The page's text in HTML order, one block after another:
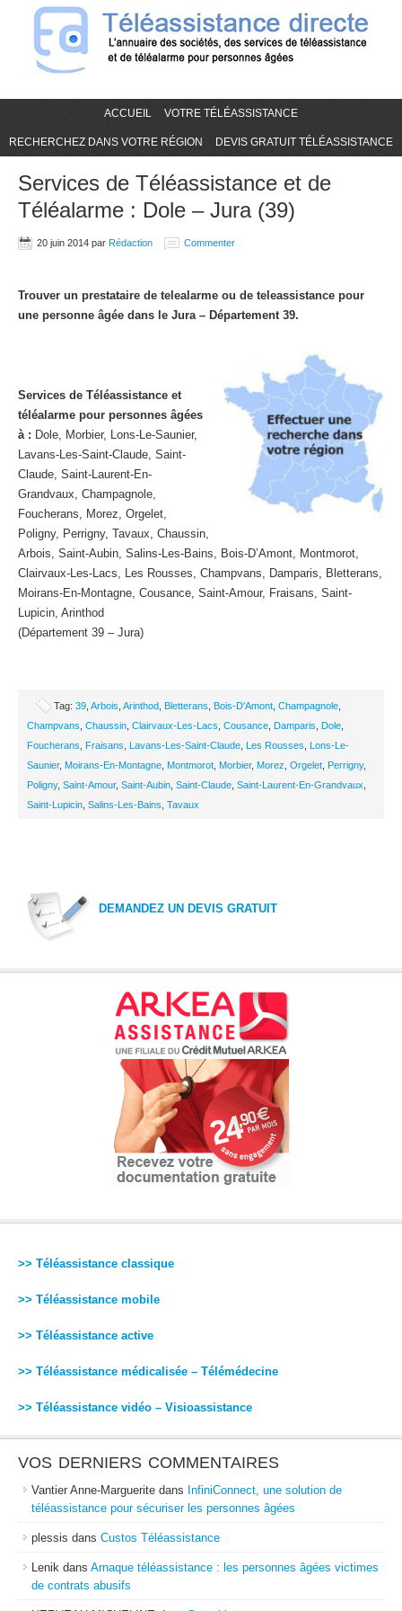
ACCUEIL VOTRE TÉLÉASSISTANCE
RECHERCHEZ DANS VOTRE RÉGION DEVIS GRATUIT TÉLÉASSISTANCE
Services de Téléassistance et de
Téléalarme : Dole – Jura (39)
20 juin 2014 par Rédaction Commenter
Trouver un prestataire de telealarme ou de teleassistance pour
une personne âgée dans le Jura – Département 39.
Services de Téléassistance et
téléalarme pour personnes âgées
à : Dole, Morbier, Lons-Le-Saunier,
Lavans-Les-Saint-Claude, Saint-
Claude, Saint-Laurent-En-
Grandvaux, Champagnole,
Foucherans, Morez, Orgelet,
Poligny, Perrigny, Tavaux, Chaussin,
Arbois, Saint-Aubin, Salins-Les-Bains, Bois-D’Amont, Montmorot,
Clairvaux-Les-Lacs, Les Rousses, Champvans, Damparis, Bletterans,
Moirans-En-Montagne, Cousance, Saint-Amour, Fraisans, Saint-
Lupicin, Arinthod
(Département 39 – Jura)
Tag: 39 Arbois Arinthod Bletterans Bois-D'Amont Champagnole
Champvans Chaussin Clairvaux-Les-Lacs Cousance Damparis Dole
Foucherans
Fraisans Lavans-Les-Saint-Claude Les Rousses
Lons-Le-
Saunier, Moirans-En-Montagne Montmorot Morbier, Morez Orgelet Perrigny,
Poligny, Saint-Amour, Saint-Aubin Saint-Claude Saint-Laurent-En-Grandvaux
Saint-Lupicin Salins-Les-Bains Tavaux
DEMANDEZ UN DEVIS GRATUIT
>> Téléassistance classique
>> Téléassistance mobile
>> Téléassistance active
>> Téléassistance médicalisée – Télémédecine
>> Téléassistance vidéo – Visioassistance
VOS DERNIERS COMMENTAIRES
Vantier Anne-Marguerite dans InfiniConnect, une solution de
téléassistance pour sécuriser les personnes âgées
plessis dans Custos Téléassistance
Lenik dans Arnaque téléassistance : les personnes âgées victimes
de contrats abusifs